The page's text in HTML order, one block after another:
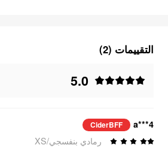
التقييمات (2)
5.0
a***4
CiderBFF
رمادي بنفسجي/XS